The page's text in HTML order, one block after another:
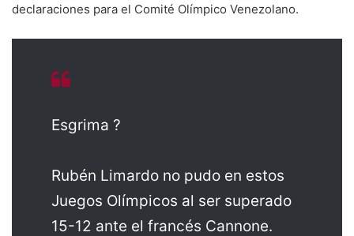
declaraciones para el Comité Olímpico Venezolano.
Esgrima ?
Rubén Limardo no pudo en estos
Juegos Olímpicos al ser superado
15-12 ante el francés Cannone.